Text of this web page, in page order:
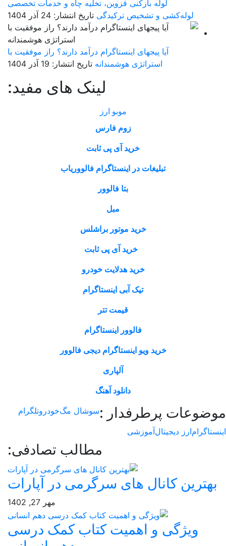
لوله بازکنی قزوین، تخلیه چاه و خدمات تخصصی
لوله‌کشی و تشخیص ترکیدگی تاریخ انتشار: 24 آذر 1404
آیا پیجهای اینستاگرام درآمد دارند؟ راز موفقیت با
استراتژی هوشمندانه تاریخ انتشار: 19 آذر 1404
لینک های مفید:
موبو ارز
زوم فارس
خرید آی پی ثابت
تبلیغات در اینستاگرام فالووریاب
بتا فالوور
خرید موتور براشلس
خرید آی پی ثابت
خرید هدلایت خودرو
تیک آبی اینستاگرام
قیمت تتر
فالوور اینستاگرام
خرید ویو اینستاگرام دیجی فالوور
آلپاری
دانلود آهنگ
پرطرفدار : سوشال مگخودروتلگرام
ارز دیجیتالآموزشی
مطالب تصادفی:
کانال های سرگرمی در آپارات
ویژگی و اهمیت کتاب کمک درسی